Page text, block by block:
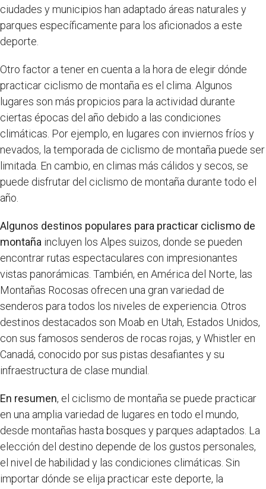
ciudades y municipios han adaptado áreas naturales y
parques específicamente para los aficionados a este
deporte.
Otro factor a tener en cuenta a la hora de elegir dónde
practicar ciclismo de montaña es el clima. Algunos
lugares son más propicios para la actividad durante
ciertas épocas del año debido a las condiciones
climáticas. Por ejemplo, en lugares con inviernos fríos y
nevados, la temporada de ciclismo de montaña puede ser
limitada. En cambio, en climas más cálidos y secos, se
puede disfrutar del ciclismo de montaña durante todo el
año.
Algunos destinos populares para practicar ciclismo de
montaña incluyen los Alpes suizos, donde se pueden
encontrar rutas espectaculares con impresionantes
vistas panorámicas. También, en América del Norte, las
Montañas Rocosas ofrecen una gran variedad de
senderos para todos los niveles de experiencia. Otros
destinos destacados son Moab en Utah, Estados Unidos,
con sus famosos senderos de rocas rojas, y Whistler en
Canadá, conocido por sus pistas desafiantes y su
infraestructura de clase mundial.
En resumen, el ciclismo de montaña se puede practicar
en una amplia variedad de lugares en todo el mundo,
desde montañas hasta bosques y parques adaptados. La
elección del destino depende de los gustos personales,
el nivel de habilidad y las condiciones climáticas. Sin
importar dónde se elija practicar este deporte, la